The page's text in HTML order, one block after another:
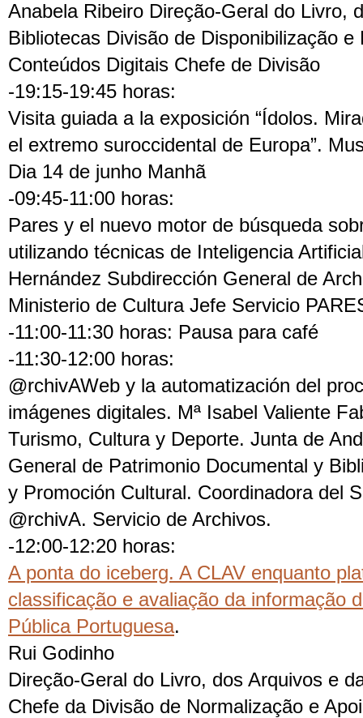
Anabela Ribeiro Direção-Geral do Livro,
Bibliotecas Divisão de Disponibilização e
Conteúdos Digitais Chefe de Divisão
-19:15-19:45 horas:
Visita guiada a la exposición “Ídolos.
el extremo suroccidental de Europa”.
Dia 14 de junho Manhã
-09:45-11:00 horas:
Pares y el nuevo motor de búsqueda
utilizando técnicas de Inteligencia
Hernández Subdirección General de
Ministerio de Cultura Jefe Servicio
-11:00-11:30 horas: Pausa para café
-11:30-12:00 horas:
@rchivAWeb y la automatización del
imágenes digitales. Mª Isabel Valiente
Turismo, Cultura y Deporte. Junta de
General de Patrimonio Documental y
y Promoción Cultural. Coordinadora del
@rchivA. Servicio de Archivos.
-12:00-12:20 horas:
A ponta do iceberg. A CLAV enquanto
classificação e avaliação da informação
Pública Portuguesa.
Rui Godinho
Direção-Geral do Livro, dos Arquivos e
Chefe da Divisão de Normalização e